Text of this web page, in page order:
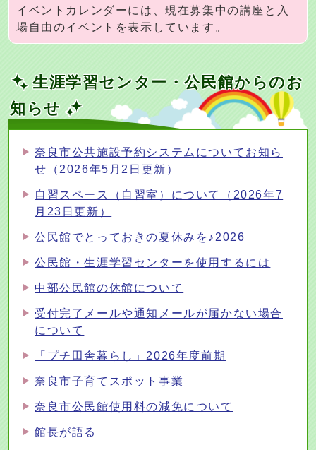
イベントカレンダーには、現在募集中の講座と入
場自由のイベントを表示しています。
生涯学習センター・公民館からのお
知らせ
奈良市公共施設予約システムについてお知ら
せ（2026年5月2日更新）
自習スペース（自習室）について（2026年7
月23日更新）
公民館でとっておきの夏休みを♪2026
公民館・生涯学習センターを使用するには
中部公民館の休館について
受付完了メールや通知メールが届かない場合
について
「プチ田舎暮らし」2026年度前期
奈良市子育てスポット事業
奈良市公民館使用料の減免について
館長が語る